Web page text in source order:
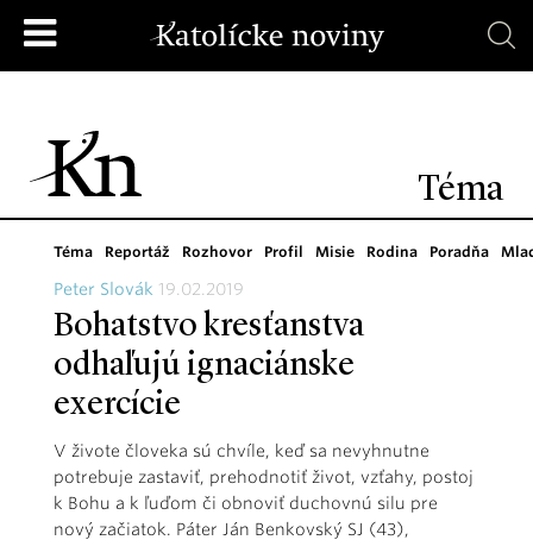
Téma
Téma Reportáž Rozhovor Profil Misie Rodina Poradňa
Peter Slovák 19.02.2019
Bohatstvo kresťanstva
odhaľujú ignaciánske
exercície
V živote človeka sú chvíle, keď sa nevyhnutne
potrebuje zastaviť, prehodnotiť život, vzťahy, postoj
k Bohu a k ľuďom či obnoviť duchovnú silu pre
nový začiatok. Páter Ján Benkovský SJ (43),